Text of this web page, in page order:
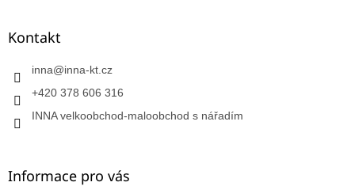
Kontakt
inna@inna-kt.cz
+420 378 606 316
INNA velkoobchod-maloobchod s nářadím
Informace pro vás